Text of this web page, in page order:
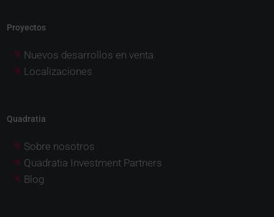
Proyectos
Nuevos desarrollos en venta
Localizaciones
Quadratia
Sobre nosotros
Quadratia Investment Partners
Blog